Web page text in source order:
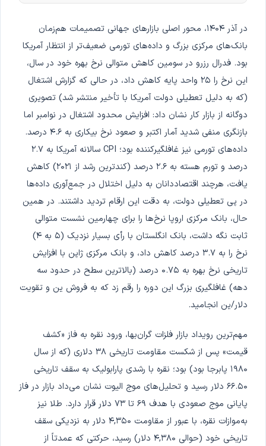
در آذر ۱۴۰۴، محور اصلی بازارهای جهانی تصمیمات هم‌زمان
بانک‌های مرکزی بزرگ و داده‌های تورمی ضعیف‌تر از انتظار آمریکا
بود. فدرال رزرو در سومین کاهش متوالی نرخ بهره خود در سال،
این نرخ را ۲۵ واحد پایه کاهش داد، در حالی که گزارش اشتغال
(که به دلیل تعطیلی دولت آمریکا با تأخیر منتشر شد) تصویری
دوگانه از بازار کار نشان داد: افزایش محدود اشتغال در نوامبر اما
بازنگری منفی شدید آمار اکتبر و صعود نرخ بیکاری به ۴.۶ درصد.
داده‌های تورمی نیز غافلگیرکننده بود؛ CPI سالانه آمریکا به ۲.۷
درصد و تورم هسته به ۲.۶ درصد (کندترین رشد از ۲۰۲۱) کاهش
یافت، هرچند اقتصاددانان به دلیل اختلال در جمع‌آوری داده‌ها
در پی تعطیلی دولت، به دقت این ارقام تردید داشتند. در همین
حال، بانک مرکزی اروپا نرخ‌ها را برای چهارمین نشست متوالی
ثابت نگه داشت، بانک انگلستان با رأی بسیار نزدیک (۵ به ۴)
نرخ را به ۳.۷ درصد کاهش داد، و بانک مرکزی ژاپن با افزایش
تاریخی نرخ بهره به ۰.۷۵ درصد (بالاترین سطح در حدود سه
دهه) غافلگیری بزرگ این دوره را رقم زد که به فروش ین و تقویت
دلار/ین انجامید.
مهم‌ترین رویداد بازار فلزات گران‌بها، ورود نقره به فاز «کشف
قیمت» پس از شکست مقاومت تاریخی ۳۸ دلاری (که از سال
۱۹۸۰ پابرجا بود) بود؛ نقره با رشدی پارابولیک به سقف تاریخی
۶۶.۵۰ دلار رسید و تحلیل‌های موج الیوت نشان می‌داد بازار در فاز
پایانی موج صعودی با هدف ۶۹ تا ۷۳ دلار قرار دارد. طلا نیز
به‌موازات نقره، با عبور از مقاومت ۴,۳۵۰ دلار به نزدیکی سقف
تاریخی خود (حوالی ۴,۳۸۰ دلار) رسید، حرکتی که عمدتاً از